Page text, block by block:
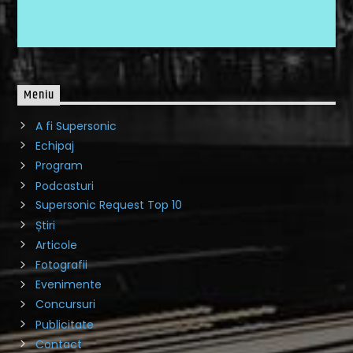
Meniu
A fi Supersonic
Echipaj
Program
Podcasturi
Supersonic Request Top 10
Știri
Articole
Fotografii
Evenimente
Concursuri
Publicitate
Contact